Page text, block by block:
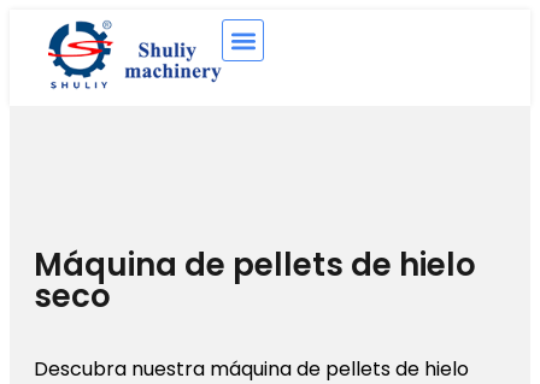
Máquina de pellets de hielo
seco
Descubra nuestra máquina de pellets de hielo